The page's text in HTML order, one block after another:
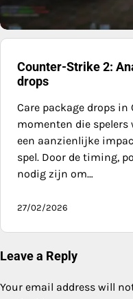
Counter-Strike 2:
drops
Care package drops
momenten die spelers
een aanzienlijke
spel. Door de timing,
nodig zijn om…
27/02/2026
Leave a Reply
Your email address will